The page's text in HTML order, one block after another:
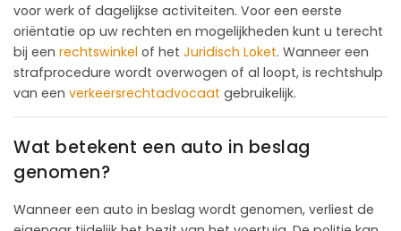
voor werk of dagelijkse activiteiten. Voor een eerste
oriëntatie op uw rechten en mogelijkheden kunt u terecht
bij een rechtswinkel of het Juridisch Loket. Wanneer een
strafprocedure wordt overwogen of al loopt, is rechtshulp
van een verkeersrechtadvocaat gebruikelijk.
Wat betekent een auto in beslag
genomen?
Wanneer een auto in beslag wordt genomen, verliest de